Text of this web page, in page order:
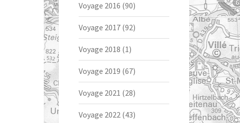
Voyage 2016 (90)
Voyage 2017(92)
Voyage 2018 (1)
Voyage 2019 (67)
Voyage 2021 (28)
Voyage 2022(43)